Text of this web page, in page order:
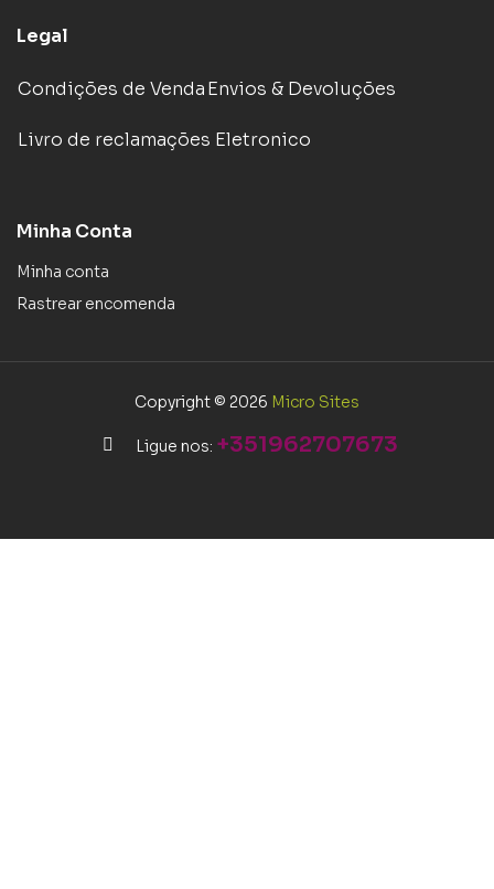
Legal
Condições de VendaEnvios & Devoluções
Livro de reclamações Eletronico
Minha Conta
Minha conta
Rastrear encomenda
Copyright © 2026 Micro Sites
Ligue nos: +351962707673